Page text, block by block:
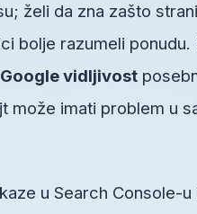
želi da zna zašto
bolje razumeli ponudu.
vidljivost
imati problem u
u Search Console-